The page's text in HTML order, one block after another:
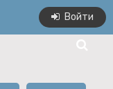
Войти